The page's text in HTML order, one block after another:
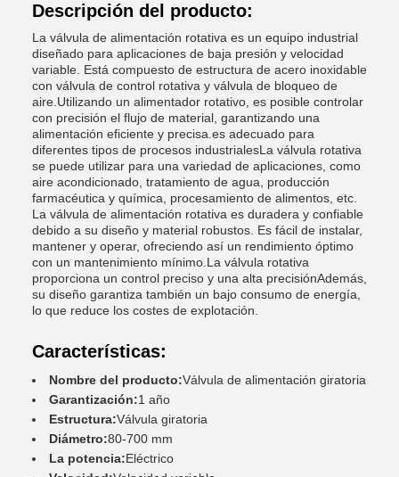
Descripción del producto:
La válvula de alimentación rotativa es un equipo industrial
diseñado para aplicaciones de baja presión y velocidad
variable. Está compuesto de estructura de acero inoxidable
con válvula de control rotativa y válvula de bloqueo de
aire.Utilizando un alimentador rotativo, es posible controlar
con precisión el flujo de material, garantizando una
alimentación eficiente y precisa.es adecuado para
diferentes tipos de procesos industrialesLa válvula rotativa
se puede utilizar para una variedad de aplicaciones, como
aire acondicionado, tratamiento de agua, producción
farmacéutica y química, procesamiento de alimentos, etc.
La válvula de alimentación rotativa es duradera y confiable
debido a su diseño y material robustos. Es fácil de instalar,
mantener y operar, ofreciendo así un rendimiento óptimo
con un mantenimiento mínimo.La válvula rotativa
proporciona un control preciso y una alta precisiónAdemás,
su diseño garantiza también un bajo consumo de energía,
lo que reduce los costes de explotación.
Características:
Nombre del producto:Válvula de alimentación giratoria
Garantización:1 año
Estructura:Válvula giratoria
Diámetro:80-700 mm
La potencia:Eléctrico